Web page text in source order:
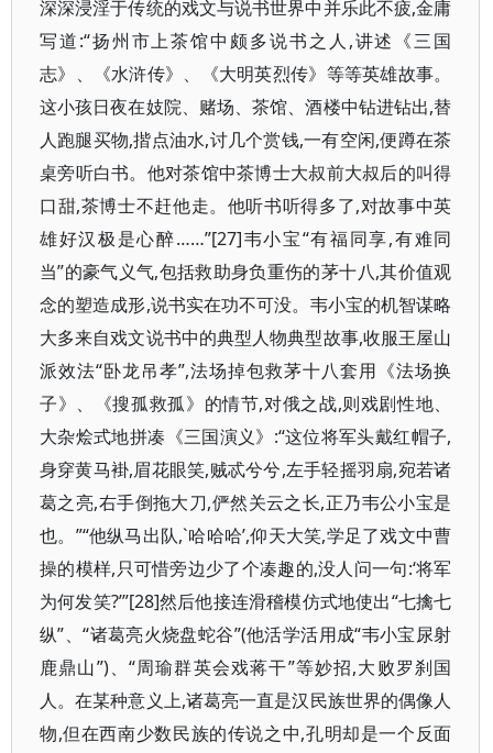
深深浸淫于传统的戏文与说书世界中并乐此不疲,金庸
写道:“扬州市上茶馆中颇多说书之人,讲述《三国
志》、《水浒传》、《大明英烈传》等等英雄故事。
这小孩日夜在妓院、赌场、茶馆、酒楼中钻进钻出,替
人跑腿买物,揩点油水,讨几个赏钱,一有空闲,便蹲在茶
桌旁听白书。他对茶馆中茶博士大叔前大叔后的叫得
口甜,茶博士不赶他走。他听书听得多了,对故事中英
雄好汉极是心醉……”[27]韦小宝“有福同享,有难同
当”的豪气义气,包括救助身负重伤的茅十八,其价值观
念的塑造成形,说书实在功不可没。韦小宝的机智谋略
大多来自戏文说书中的典型人物典型故事,收服王屋山
派效法“卧龙吊孝”,法场掉包救茅十八套用《法场换
子》、《搜孤救孤》的情节,对俄之战,则戏剧性地、
大杂烩式地拼凑《三国演义》:“这位将军头戴红帽子,
身穿黄马褂,眉花眼笑,贼忒兮兮,左手轻摇羽扇,宛若诸
葛之亮,右手倒拖大刀,俨然关云之长,正乃韦公小宝是
也。”“他纵马出队,`哈哈哈’,仰天大笑,学足了戏文中曹
操的模样,只可惜旁边少了个凑趣的,没人问一句:‘将军
为何发笑?’”[28]然后他接连滑稽模仿式地使出“七擒七
纵”、“诸葛亮火烧盘蛇谷”(他活学活用成“韦小宝尿射
鹿鼎山”)、“周瑜群英会戏蒋干”等妙招,大败罗刹国
人。在某种意义上,诸葛亮一直是汉民族世界的偶像人
物,但在西南少数民族的传说之中,孔明却是一个反面